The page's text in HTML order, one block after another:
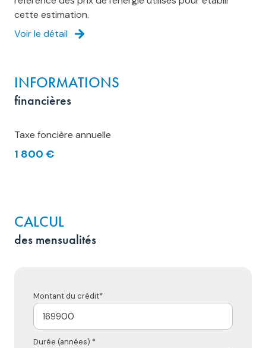
cette estimation.
Voir le détail
INFORMATIONS
financières
Taxe foncière annuelle
1 800 €
CALCUL
des mensualités
Montant du crédit*
Durée (années) *